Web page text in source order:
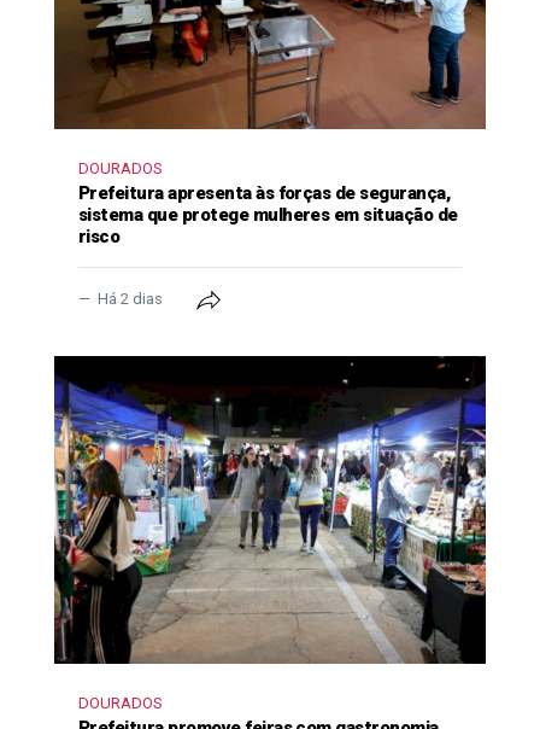
DOURADOS
Prefeitura apresenta às forças de segurança,
sistema que protege mulheres em situação de
risco
Há 2 dias
DOURADOS